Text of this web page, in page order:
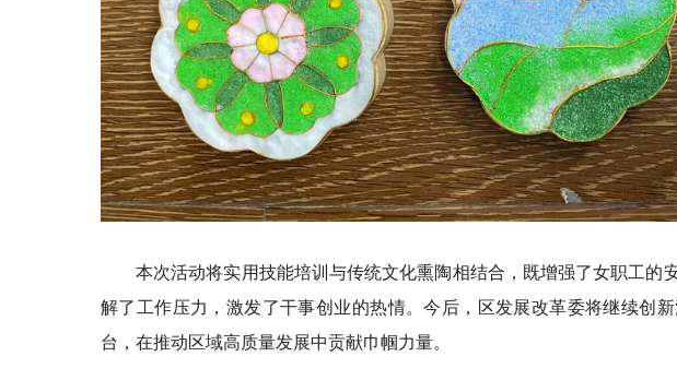
本次活动将实用技能培训与传统文化熏陶相结合，既增强了女职工的
解了工作压力，激发了干事创业的热情。今后，区发展改革委将继续创
台，在推动区域高质量发展中贡献巾帼力量。